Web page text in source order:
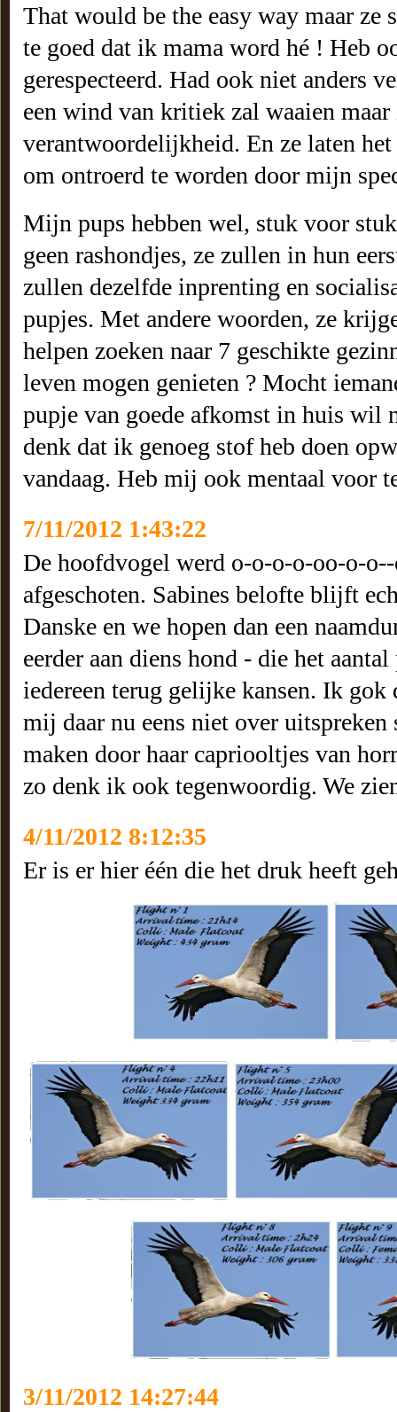
That would be the easy way maar
te goed dat ik mama word hé ! Heb
gerespecteerd. Had ook niet anders
een wind van kritiek zal waaien
verantwoordelijkheid. En ze laten
om ontroerd te worden door mijn
Mijn pups hebben wel, stuk voor
geen rashondjes, ze zullen in hun
zullen dezelfde inprenting en
pupjes. Met andere woorden, ze
helpen zoeken naar 7 geschikte
leven mogen genieten ? Mocht
pupje van goede afkomst in huis wil
denk dat ik genoeg stof heb doen
vandaag. Heb mij ook mentaal voor
7/11/2012 1:43:22
De hoofdvogel werd o-o-o-o-oo-o-
afgeschoten. Sabines belofte blijft
Danske en we hopen dan een
eerder aan diens hond - die het
iedereen terug gelijke kansen. Ik
mij daar nu eens niet over
maken door haar capriooltjes van
zo denk ik ook tegenwoordig. We
4/11/2012 8:12:35
Er is er hier één die het druk heeft
3/11/2012 14:27:44